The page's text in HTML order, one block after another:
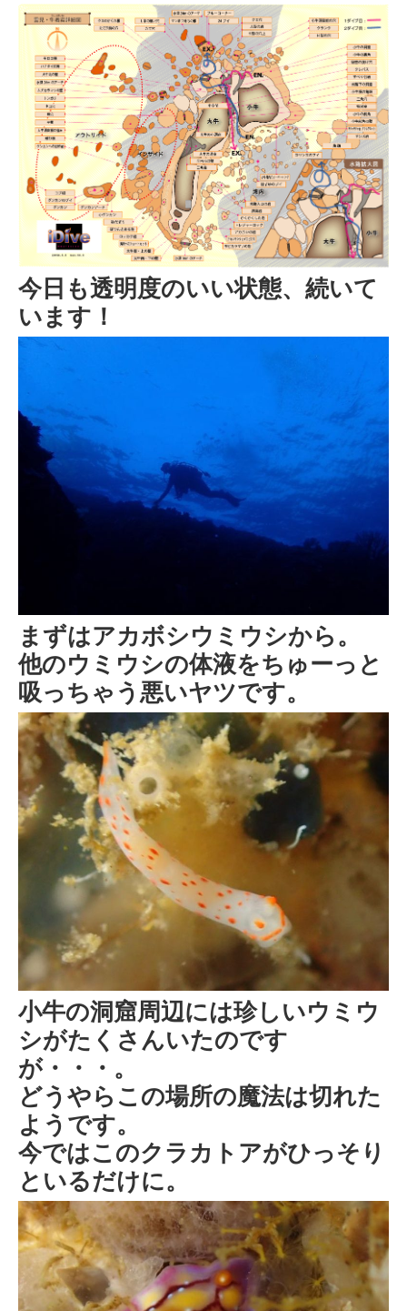
今日も透明度のいい状態、続いて
います！
まずはアカボシウミウシから。
他のウミウシの体液をちゅーっと
吸っちゃう悪いヤツです。
小牛の洞窟周辺には珍しいウミウ
シがたくさんいたのです
が・・・。
どうやらこの場所の魔法は切れた
ようです。
今ではこのクラカトアがひっそり
といるだけに。